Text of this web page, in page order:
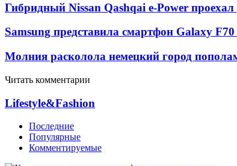
Гибридный Nissan Qashqai e-Power
Samsung представила смартфон Galaxy
Молния расколола немецкий город
Читать комментарии
Lifestyle&Fashion
Последние
Популярные
Комментируемые